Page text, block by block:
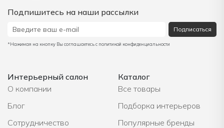
Интерьерный салон
О компании
Блог
Сотрудничество
Каталог
Все товары
Подборка интерьеров
Популярные бренды
Подпишитесь на наши рассылки
Подписаться
*Нажимая на кнопку Вы соглашаетесь с политикой конфиденциальности